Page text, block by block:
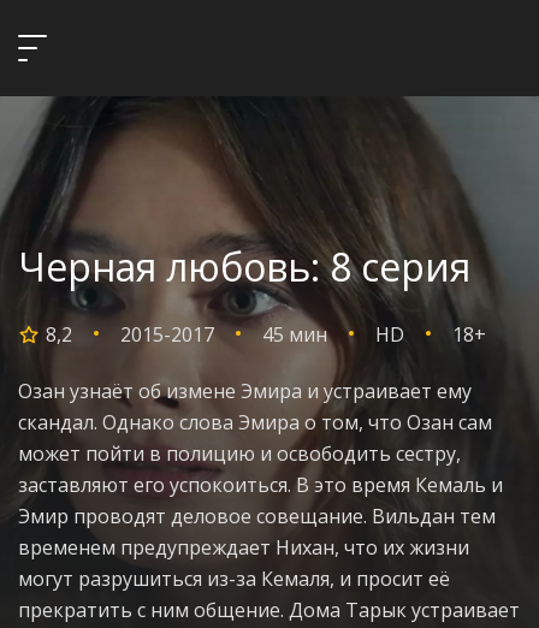
Черная любовь: 8 серия
8,2 2015-2017 45 мин HD 18+
Озан узнаёт об измене Эмира и устраивает ему
скандал. Однако слова Эмира о том, что Озан сам
может пойти в полицию и освободить сестру,
заставляют его успокоиться. В это время Кемаль и
Эмир проводят деловое совещание. Вильдан тем
временем предупреждает Нихан, что их жизни
могут разрушиться из-за Кемаля, и просит её
прекратить с ним общение. Дома Тарык устраивает